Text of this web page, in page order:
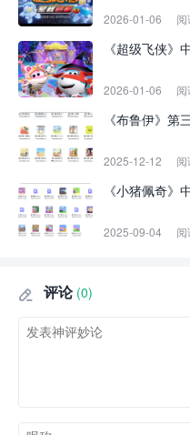
2026-01-06
《超级飞侠》
2026-01-06
《布鲁伊》第
2025-12-12
《小猪佩奇》
2025-09-04
 评论 (0)